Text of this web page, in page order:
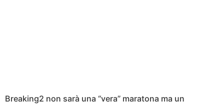
Breaking2 non sarà una “vera” maratona ma un